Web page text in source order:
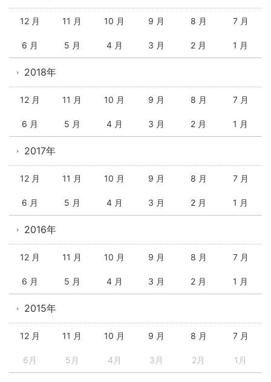
12 月 11 月 10 月 9 月 8 月 7 月
6 月 5 月 4 月 3 月 2 月 1 月
2018年
12 月 11 月 10 月 9 月 8 月 7 月
6 月 5 月 4 月 3 月 2 月 1 月
2017年
12 月 11 月 10 月 9 月 8 月 7 月
6 月 5 月 4 月 3 月 2 月 1 月
2016年
12 月 11 月 10 月 9 月 8 月 7 月
6 月 5 月 4 月 3 月 2 月 1 月
2015年
12 月 11 月 10 月 9 月 8 月 7 月
6月 5月 4月 3月 2月 1月